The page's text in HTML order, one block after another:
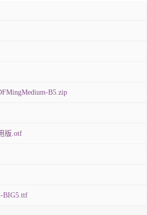
B5.zip
版.otf
BIG5.ttf